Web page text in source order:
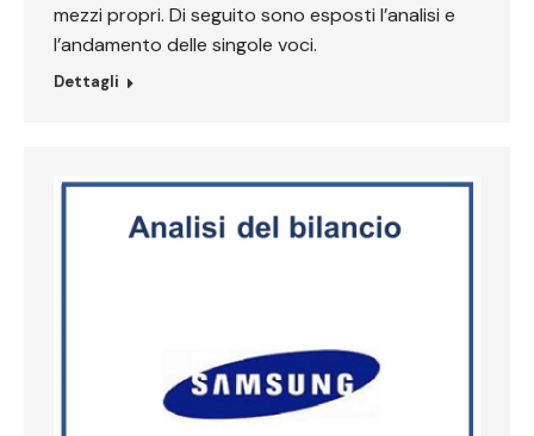
mezzi propri. Di seguito sono esposti l’analisi e
l’andamento delle singole voci.
Dettagli